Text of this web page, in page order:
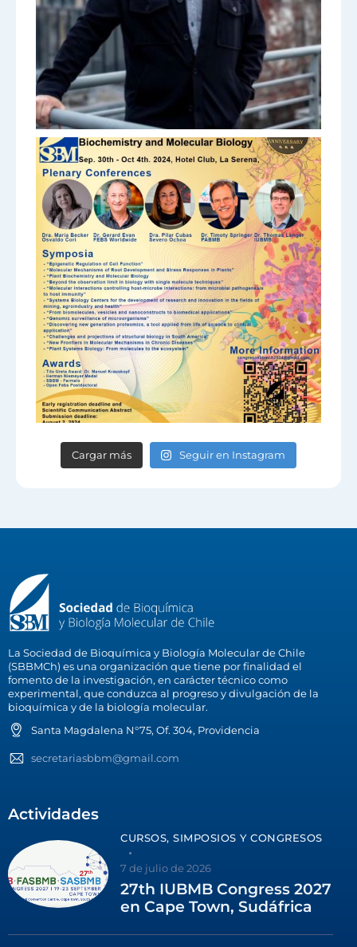
Cargar más Seguir en Instagram
La Sociedad de Bioquímica y Biología Molecular de Chile
(SBBMCh) es una organización que tiene por finalidad el
fomento de la investigación, en carácter técnico como
experimental, que conduzca al progreso y divulgación de la
bioquímica y de la biología molecular.
Santa Magdalena N°75, Of. 304, Providencia
secretariasbbm@gmail.com
Actividades
CURSOS, SIMPOSIOS Y CONGRESOS
7 de julio de 2026
27th IUBMB Congress 2027
en Cape Town, Sudáfrica